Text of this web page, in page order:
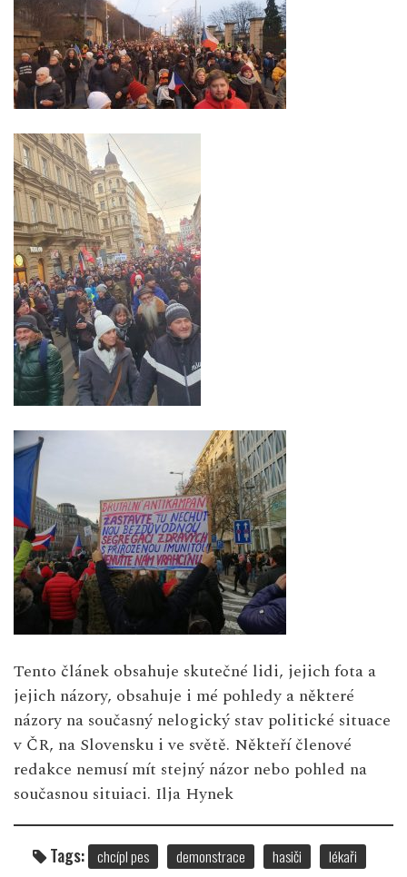
Tento článek obsahuje skutečné lidi, jejich fota a
jejich názory, obsahuje i mé pohledy a některé
názory na současný nelogický stav politické situace
v ČR, na Slovensku i ve světě. Někteří členové
redakce nemusí mít stejný názor nebo pohled na
současnou situiaci. Ilja Hynek
Tags: chcípl pes demonstrace hasiči lékaři